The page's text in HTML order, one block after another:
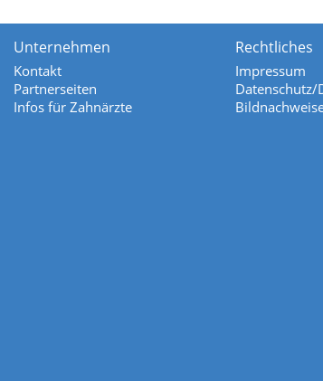
Unternehmen
Kontakt
Partnerseiten
Infos für Zahnärzte
Rechtliches
Impressum
Datenschutz/